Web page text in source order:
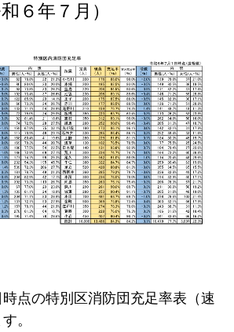
６年７月）
点の特別区消防団充足率表（速
。